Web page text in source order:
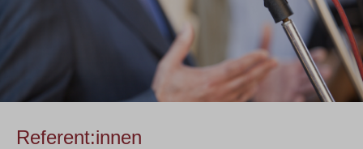
Referent:innen